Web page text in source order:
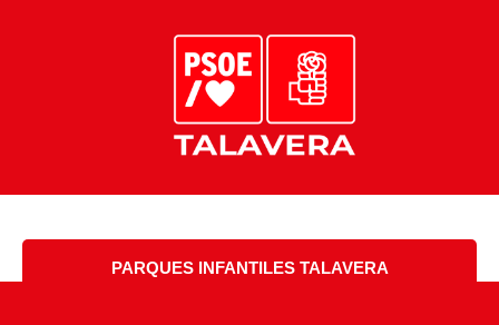
PARQUES INFANTILES TALAVERA